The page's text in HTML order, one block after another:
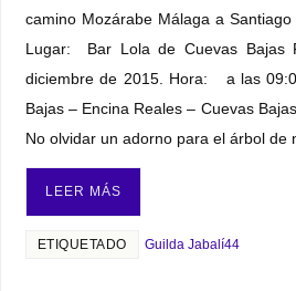
camino Mozárabe Málaga a
Lugar: Bar Lola de Cuevas Bajas
diciembre de 2015. Hora: a las
Bajas – Encina Reales – Cuevas
No olvidar un adorno para el árbol de
LEER MÁS
ETIQUETADO Guilda Jabalí44